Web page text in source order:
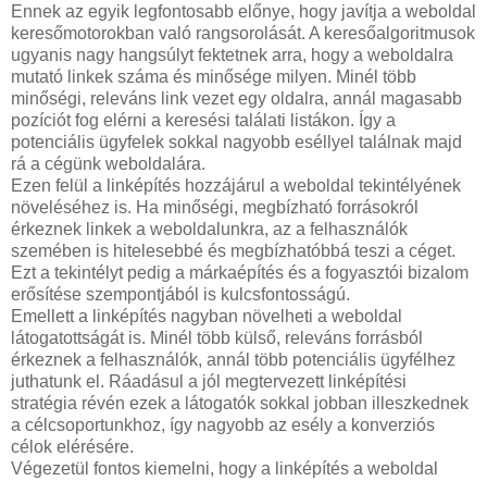
Ennek az egyik legfontosabb előnye, hogy javítja a weboldal
keresőmotorokban való rangsorolását. A keresőalgoritmusok
ugyanis nagy hangsúlyt fektetnek arra, hogy a weboldalra
mutató linkek száma és minősége milyen. Minél több
minőségi, releváns link vezet egy oldalra, annál magasabb
pozíciót fog elérni a keresési találati listákon. Így a
potenciális ügyfelek sokkal nagyobb eséllyel találnak majd
rá a cégünk weboldalára.
Ezen felül a linképítés hozzájárul a weboldal tekintélyének
növeléséhez is. Ha minőségi, megbízható forrásokról
érkeznek linkek a weboldalunkra, az a felhasználók
szemében is hitelesebbé és megbízhatóbbá teszi a céget.
Ezt a tekintélyt pedig a márkaépítés és a fogyasztói bizalom
erősítése szempontjából is kulcsfontosságú.
Emellett a linképítés nagyban növelheti a weboldal
látogatottságát is. Minél több külső, releváns forrásból
érkeznek a felhasználók, annál több potenciális ügyfélhez
juthatunk el. Ráadásul a jól megtervezett linképítési
stratégia révén ezek a látogatók sokkal jobban illeszkednek
a célcsoportunkhoz, így nagyobb az esély a konverziós
célok elérésére.
Végezetül fontos kiemelni, hogy a linképítés a weboldal